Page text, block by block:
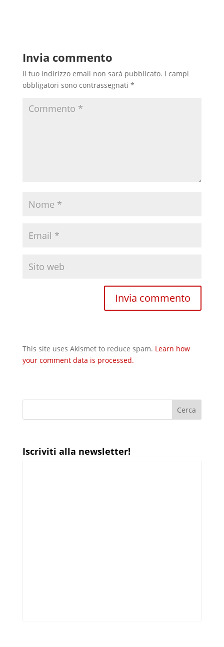
Invia commento
Il tuo indirizzo email non sarà pubblicato. I campi
obbligatori sono contrassegnati *
This site uses Akismet to reduce spam. Learn how
your comment data is processed.
Iscriviti alla newsletter!